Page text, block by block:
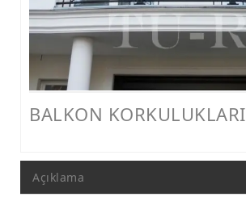
DEMİR MERDİVEN MODELLERİ
FERFORJE PERGOLA & FERFORJE SUNDURMA
FERFORJE ÇARDAK VE KAMELYA MODELLERİ
METAL SEHPA VE DRESUAR MODELLERİ
BALKON KORKULUKLARI
Açıklama